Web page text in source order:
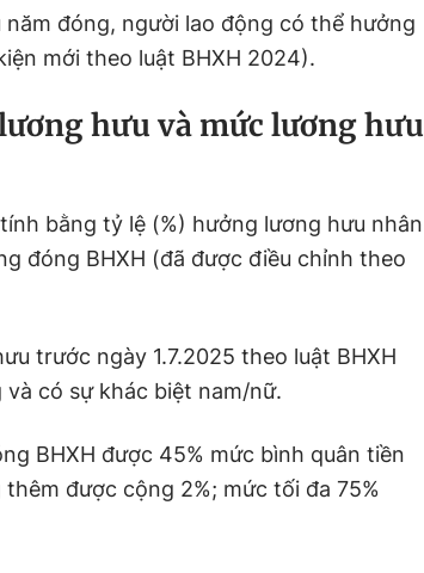
đóng, người lao động có thể hưởng
mới theo luật BHXH 2024).
hưu và mức lương hưu
bằng tỷ lệ (%) hưởng lương hưu nhân
đóng BHXH (đã được điều chỉnh theo
trước ngày 1.7.2025 theo luật BHXH
có sự khác biệt nam/nữ.
BHXH được 45% mức bình quân tiền
được cộng 2%; mức tối đa 75%